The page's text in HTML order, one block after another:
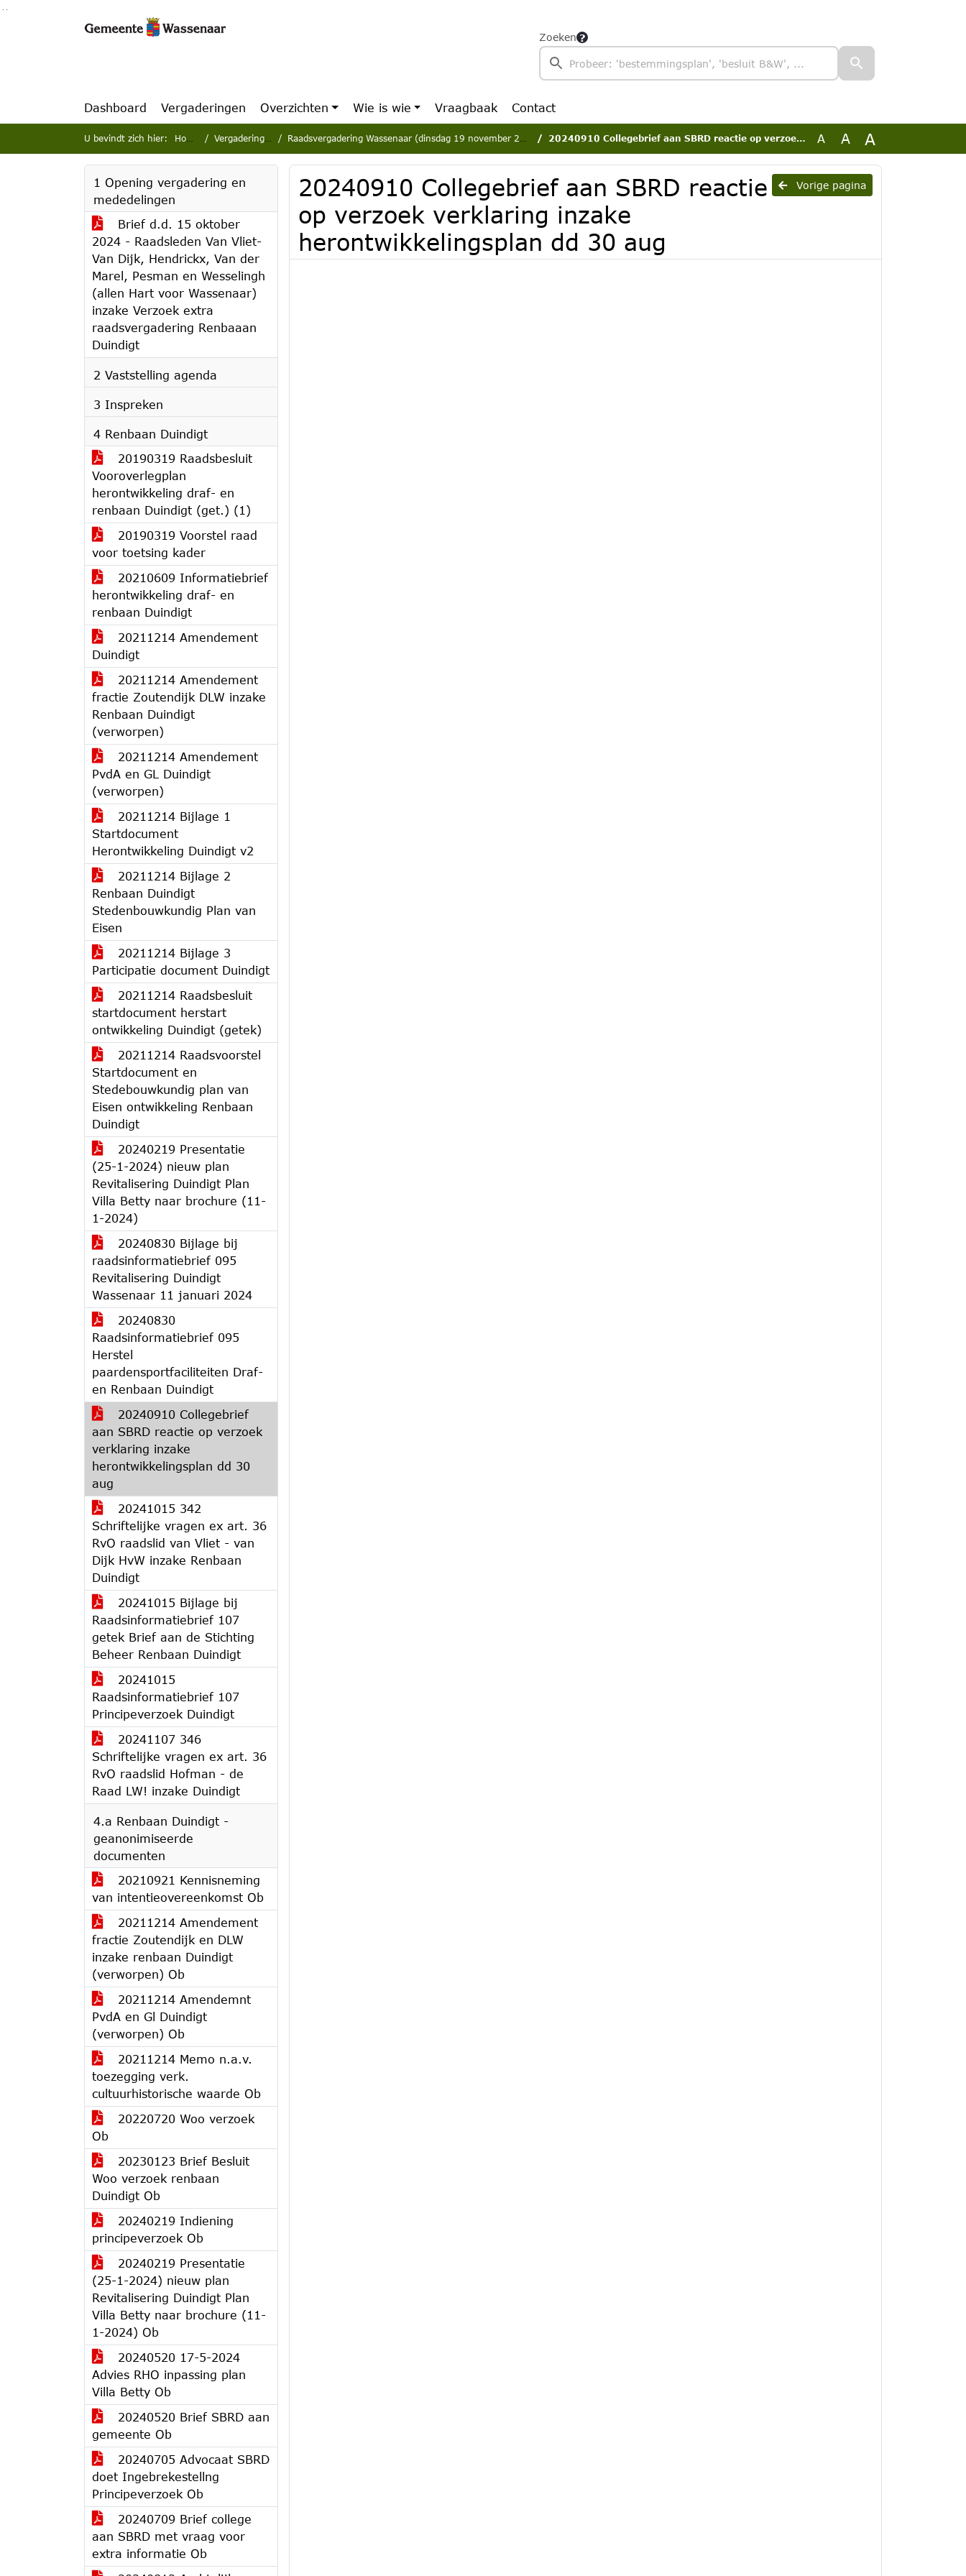
Ga naar de inhoud van deze pagina
Zoeken
Dashboard Vergaderingen Overzichten Wie is wie Vraagbaak Contact
U bevindt zich hier: Home Vergaderingen Raadsvergadering Wassenaar (dinsdag 19 november 2024) 20240910 Collegebrief aan SBRD reactie op verzoek verklaring inzake herontwikkelingsplan dd 30 aug A A A
1 Opening vergadering en
mededelingen
Brief d.d. 15 oktober
2024 - Raadsleden Van Vliet-
Van Dijk, Hendrickx, Van der
Marel, Pesman en Wesselingh
(allen Hart voor Wassenaar)
inzake Verzoek extra
raadsvergadering Renbaaan
Duindigt
2 Vaststelling agenda
3 Inspreken
4 Renbaan Duindigt
20190319 Raadsbesluit
Vooroverlegplan
herontwikkeling draf- en
renbaan Duindigt (get.) (1)
20190319 Voorstel raad
voor toetsing kader
20210609 Informatiebrief
herontwikkeling draf- en
renbaan Duindigt
20211214 Amendement
Duindigt
20211214 Amendement
fractie Zoutendijk DLW inzake
Renbaan Duindigt
(verworpen)
20211214 Amendement
PvdA en GL Duindigt
(verworpen)
20211214 Bijlage 1
Startdocument
Herontwikkeling Duindigt v2
20211214 Bijlage 2
Renbaan Duindigt
Stedenbouwkundig Plan van
Eisen
20211214 Bijlage 3
Participatie document Duindigt
20211214 Raadsbesluit
startdocument herstart
ontwikkeling Duindigt (getek)
20211214 Raadsvoorstel
Startdocument en
Stedebouwkundig plan van
Eisen ontwikkeling Renbaan
Duindigt
20240219 Presentatie
(25-1-2024) nieuw plan
Revitalisering Duindigt Plan
Villa Betty naar brochure (11-
1-2024)
20240830 Bijlage bij
raadsinformatiebrief 095
Revitalisering Duindigt
Wassenaar 11 januari 2024
20240830
Raadsinformatiebrief 095
Herstel
paardensportfaciliteiten Draf-
en Renbaan Duindigt
20240910 Collegebrief
aan SBRD reactie op verzoek
verklaring inzake
herontwikkelingsplan dd 30
aug
20241015 342
Schriftelijke vragen ex art. 36
RvO raadslid van Vliet - van
Dijk HvW inzake Renbaan
Duindigt
20241015 Bijlage bij
Raadsinformatiebrief 107
getek Brief aan de Stichting
Beheer Renbaan Duindigt
20241015
Raadsinformatiebrief 107
Principeverzoek Duindigt
20241107 346
Schriftelijke vragen ex art. 36
RvO raadslid Hofman - de
Raad LW! inzake Duindigt
4.a Renbaan Duindigt -
geanonimiseerde
documenten
20210921 Kennisneming
van intentieovereenkomst Ob
20211214 Amendement
fractie Zoutendijk en DLW
inzake renbaan Duindigt
(verworpen) Ob
20211214 Amendemnt
PvdA en Gl Duindigt
(verworpen) Ob
20211214 Memo n.a.v.
toezegging verk.
cultuurhistorische waarde Ob
20220720 Woo verzoek
Ob
20230123 Brief Besluit
Woo verzoek renbaan
Duindigt Ob
20240219 Indiening
principeverzoek Ob
20240219 Presentatie
(25-1-2024) nieuw plan
Revitalisering Duindigt Plan
Villa Betty naar brochure (11-
1-2024) Ob
20240520 17-5-2024
Advies RHO inpassing plan
Villa Betty Ob
20240520 Brief SBRD aan
gemeente Ob
20240705 Advocaat SBRD
doet Ingebrekestellng
Principeverzoek Ob
20240709 Brief college
aan SBRD met vraag voor
extra informatie Ob
Vorige pagina
20240910 Collegebrief aan SBRD reactie
op verzoek verklaring inzake
herontwikkelingsplan dd 30 aug